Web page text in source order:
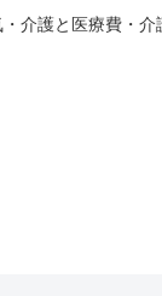
介護と医療費・介